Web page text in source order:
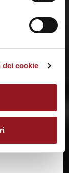
dei cookie
vince,
a